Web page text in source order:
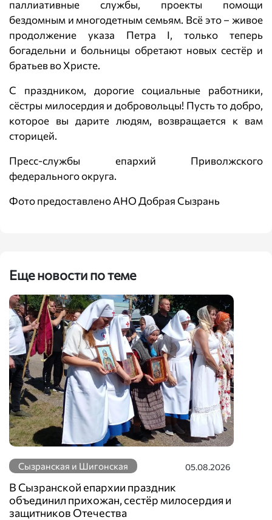
паллиативные службы, проекты помощи
бездомным и многодетным семьям. Всё это – живое
продолжение указа Петра I, только теперь
богадельни и больницы обретают новых сестёр и
братьев во Христе.
С праздником, дорогие социальные работники,
сёстры милосердия и добровольцы! Пусть то добро,
которое вы дарите людям, возвращается к вам
сторицей.
Пресс-службы епархий Приволжского
федерального округа.
Фото предоставлено АНО Добрая Сызрань
Еще новости по теме
Сызранская и Шигонская 05.08.2026
В Сызранской епархии праздник
объединил прихожан, сестёр милосердия и
защитников Отечества